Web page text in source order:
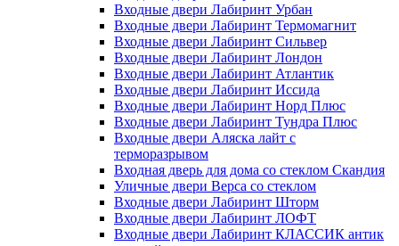
Входные двери Лабиринт Урбан
Входные двери Лабиринт Термомагнит
Входные двери Лабиринт Сильвер
Входные двери Лабиринт Лондон
Входные двери Лабиринт Атлантик
Входные двери Лабиринт Иссида
Входные двери Лабиринт Норд Плюс
Входные двери Лабиринт Тундра Плюс
Входные двери Аляска лайт с
терморазрывом
Входная дверь для дома со стеклом Скандия
Уличные двери Верса со стеклом
Входные двери Лабиринт Шторм
Входные двери Лабиринт ЛОФТ
Входные двери Лабиринт КЛАССИК антик